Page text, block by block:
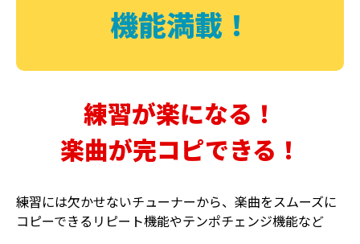
DELAY PHASER
機能満載！
練習が楽になる！
楽曲が完コピできる！
練習には欠かせないチューナーから、楽曲をスムーズに
コピーできるリピート機能やテンポチェンジ機能など